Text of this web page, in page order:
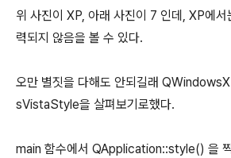
위 사진이 XP, 아래 사진이 7 인데, XP에서
력되지 않음을 볼 수 있다.
오만 별짓을 다해도 안되길래
sVistaStyle을 살펴보기로했다.
main 함수에서 QApplication::style() 을